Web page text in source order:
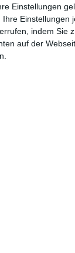
Einstellungen
Ihre Einstellungen
indem Sie
auf der
einem Match,
Aufschlag
6 von 9
nur 1 von